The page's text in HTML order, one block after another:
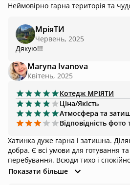
Неймовірно гарна територія та
МріяТИ
Червень, 2025
Дякую!!!
Maryna Ivanova
Квітень, 2025
Котедж MРІЯТИ
Ціна/Якість
Атмосфера та
Відповідність фото
Хатинка дуже гарна і затишна.
добра. Є всі умови для готування
перебування. Всюди тихо і спокійно.
рекомендую залишитись!
Показати більше